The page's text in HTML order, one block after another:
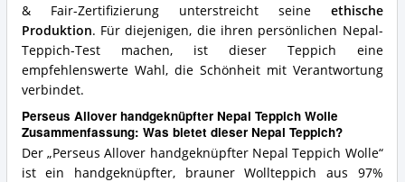
& Fair-Zertifizierung unterstreicht seine ethische
Produktion. Für diejenigen, die ihren persönlichen Nepal-
Teppich-Test machen, ist dieser Teppich eine
empfehlenswerte Wahl, die Schönheit mit Verantwortung
verbindet.
Perseus Allover handgeknüpfter Nepal Teppich Wolle
Zusammenfassung: Was bietet dieser Nepal Teppich?
Der „Perseus Allover handgeknüpfter Nepal Teppich Wolle“
ist ein handgeknüpfter, brauner Wollteppich aus 97%